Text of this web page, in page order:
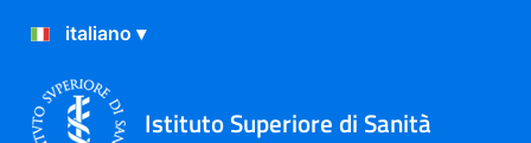
Istituto Superiore di Sanità